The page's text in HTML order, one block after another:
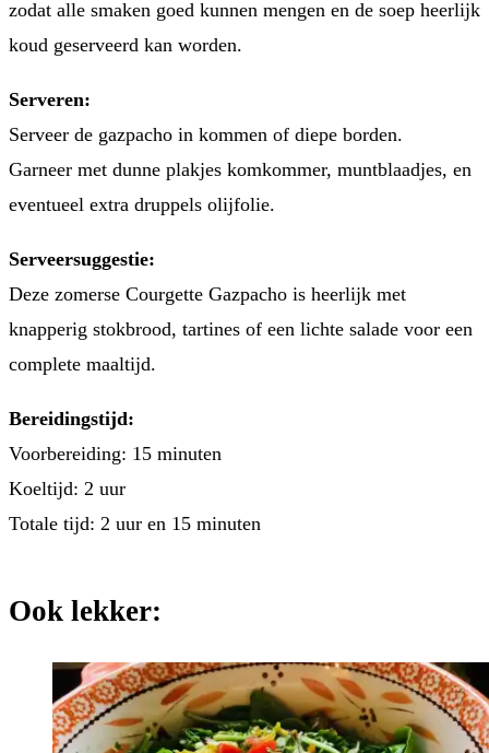
zodat alle smaken goed kunnen mengen en de soep heerlijk
koud geserveerd kan worden.
Serveren:
Serveer de gazpacho in kommen of diepe borden.
Garneer met dunne plakjes komkommer, muntblaadjes, en
eventueel extra druppels olijfolie.
Serveersuggestie:
Deze zomerse Courgette Gazpacho is heerlijk met
knapperig stokbrood, tartines of een lichte salade voor een
complete maaltijd.
Bereidingstijd:
Voorbereiding: 15 minuten
Koeltijd: 2 uur
Totale tijd: 2 uur en 15 minuten
Ook lekker: